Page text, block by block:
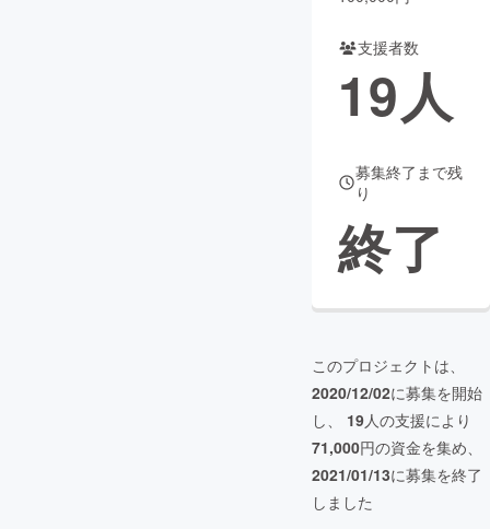
CAMPFIRE Creation
コミュニティ
支援者数
19人
募集終了まで残
り
終了
このプロジェクトは、
2020/12/02に募集を開始
し、 19人の支援により
71,000円の資金を集め、
2021/01/13に募集を終了
しました